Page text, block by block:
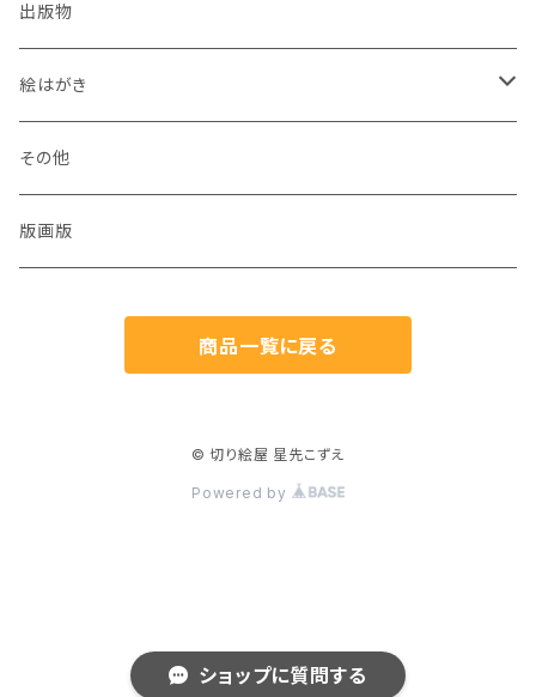
ショップに質問する
出版物
絵はがき
犬
猫
その他
版画版
商品一覧に戻る
© 切り絵屋 星先こずえ
Powered by